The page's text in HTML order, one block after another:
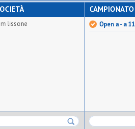
lissone
CAMPIONATO
Open a - a 11